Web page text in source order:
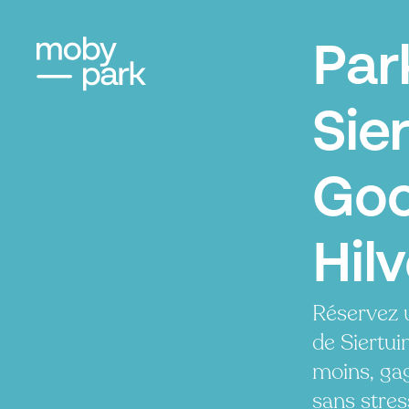
de
moins,
sans